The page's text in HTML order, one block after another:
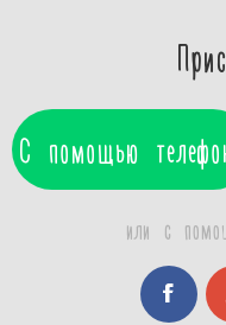
С помощью
или с